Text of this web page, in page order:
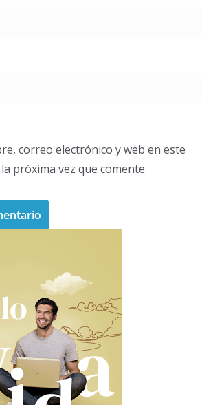
correo electrónico y web en este
próxima vez que comente.